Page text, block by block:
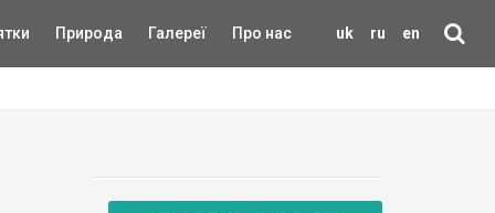
uk ru en
Природа Галереї Про нас